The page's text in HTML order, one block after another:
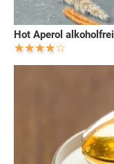
Hot Aperol alkoholfrei